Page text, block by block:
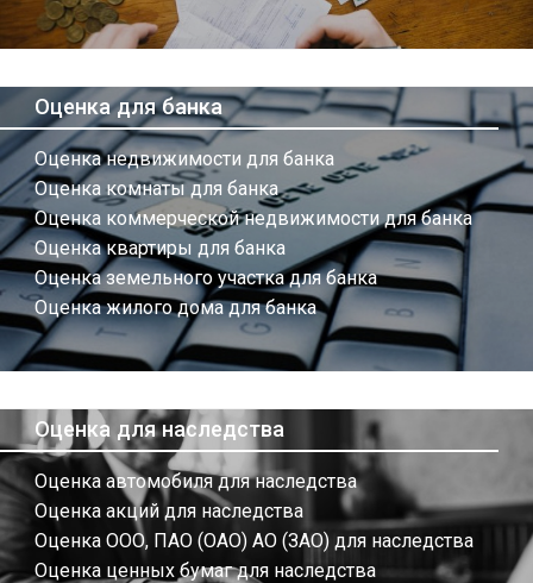
Оценка для банка
Оценка недвижимости для банка
Оценка комнаты для банка
Оценка коммерческой недвижимости для банка
Оценка квартиры для банка
Оценка земельного участка для банка
Оценка жилого дома для банка
Оценка для наследства
Оценка автомобиля для наследства
Оценка акций для наследства
Оценка ООО, ПАО (ОАО) АО (ЗАО) для наследства
Оценка ценных бумаг для наследства